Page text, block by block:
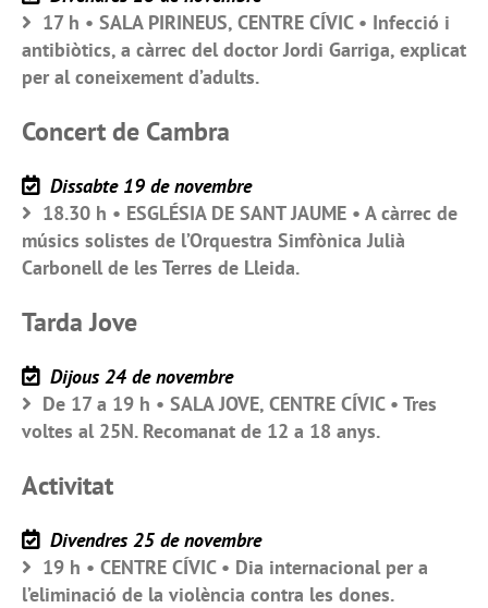
17 h • SALA PIRINEUS, CENTRE CÍVIC • Infecció i
antibiòtics, a càrrec del doctor Jordi Garriga, explicat
per al coneixement d’adults.
Concert de Cambra
Dissabte 19 de novembre
18.30 h • ESGLÉSIA DE SANT JAUME • A càrrec de
músics solistes de l’Orquestra Simfònica Julià
Carbonell de les Terres de Lleida.
Tarda Jove
Dijous 24 de novembre
De 17 a 19 h • SALA JOVE, CENTRE CÍVIC • Tres
voltes al 25N. Recomanat de 12 a 18 anys.
Activitat
Divendres 25 de novembre
19 h • CENTRE CÍVIC • Dia internacional per a
l’eliminació de la violència contra les dones.